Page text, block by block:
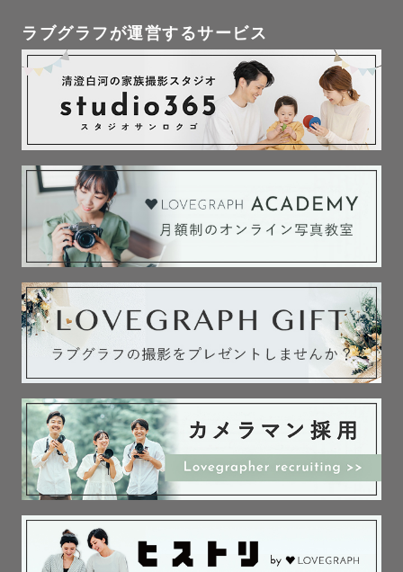
家族構成は、夫👨、小学生の娘👧、保護猫🐈、熱帯魚🐟、
カエル🐸、ヤモリ🦎
好奇心旺盛で、人と話すことが大好きです。
撮影中はかしこまった感じというより、近所のおばちゃ
ん、近所のママ友のように盛り上げるのが得意です。
わいわいにぎやかで楽しい撮影はお任せください☺︎
🫶　すきなもの　🫶
音楽（邦洋問わずロックバンド）
よさこい鑑賞(北海道や高知まで追っかけ✈️)
マンガ・アニメ・ゲーム（オタクです）
とんこつラーメン（うまかっちゃんはソウルフード）
【　事前のお打ち合わせ　】
ゲスト様だけのオーダーメイドの撮影をするために、文章
orビデオ通話で事前にヒアリングをさせていただいており
ます📝
・撮影時にやってみたいこと
・使いたいアイテム
・お好みの雰囲気
ラブグラフが運営するサービス